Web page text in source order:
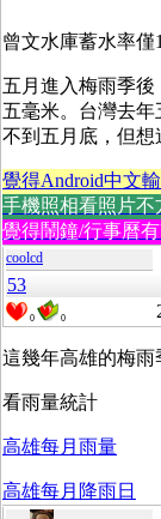
曾文水庫蓄水率僅
五月進入梅雨季後
五毫米。台灣去
不到五月底，但想
覺得Android中文
手機照相看照片不
覺得鬧鐘/行事曆
coolcd
53
0 0
這幾年高雄的梅雨
看雨量統計
高雄每月雨量
高雄每月降雨日